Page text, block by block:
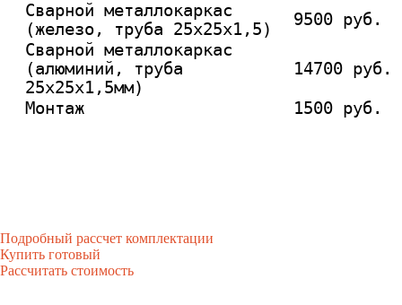
Сварной металлокаркас
(железо, труба 25х25х1,5)
9500 руб.
Сварной металлокаркас
(алюминий, труба
25х25х1,5мм)
14700 руб.
Монтаж 1500 руб.
Подробный рассчет комплектации
Купить готовый
Рассчитать стоимость